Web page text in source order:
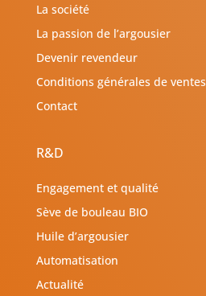
La société
La passion de l’argousier
Devenir revendeur
Conditions générales de ventes
Contact
R&D
Engagement et qualité
Sève de bouleau BIO
Huile d’argousier
Automatisation
Actualité